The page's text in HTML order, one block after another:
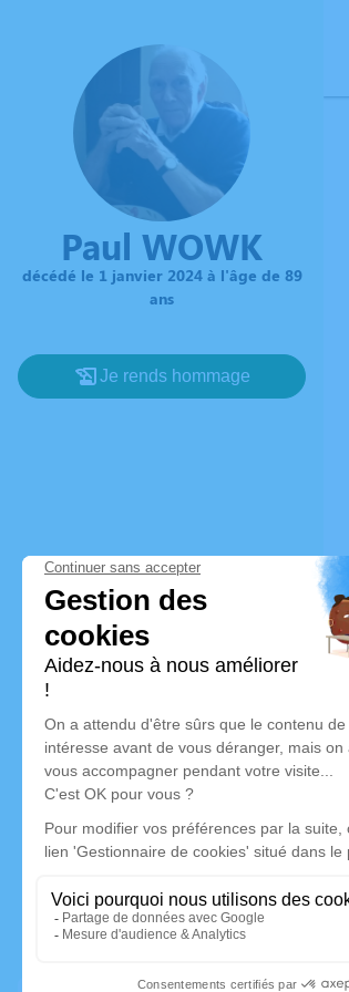
Paul WOWK
décédé le 1 janvier 2024 à l'âge de 89
ans
Je rends hommage